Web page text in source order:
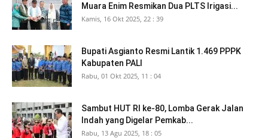
Muara Enim Resmikan Dua PLTS Irigasi...
Kamis, 16 Okt 2025, 22 : 39
Bupati Asgianto Resmi Lantik 1.469 PPPK
Kabupaten PALI
Rabu, 01 Okt 2025, 11 : 04
Sambut HUT RI ke-80, Lomba Gerak Jalan
Indah yang Digelar Pemkab...
Rabu, 13 Agu 2025, 18 : 05